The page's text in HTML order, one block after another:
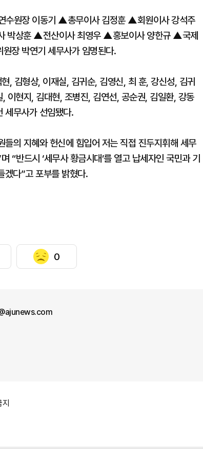
수원장 이동기 ▲총무이사 김정훈 ▲회원이사 강석주
상훈 ▲전산이사 최영우 ▲홍보이사 양한규 ▲국제
장 박연기 세무사가 임명된다.
, 김형상, 이재실, 김귀순, 김영신, 최 훈, 강신성, 김귀
이현지, 김대현, 조병진, 김연선, 공순권, 김일환, 강동
세무사가 선임됐다.
의 지혜와 헌신에 힘입어 저는 직접 진두지휘해 세무
“반드시 ‘세무사 황금시대’를 열고 납세자인 국민과 기
겠다”고 포부를 밝혔다.
0
지